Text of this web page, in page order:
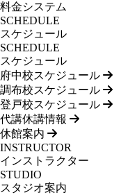
料金システム
SCHEDULE
スケジュール
SCHEDULE
スケジュール
府中校スケジュール
調布校スケジュール
登戸校スケジュール
代講休講情報
休館案内
INSTRUCTOR
インストラクター
STUDIO
スタジオ案内